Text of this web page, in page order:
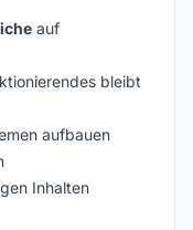
auf
bleibt
aufbauen
Inhalten